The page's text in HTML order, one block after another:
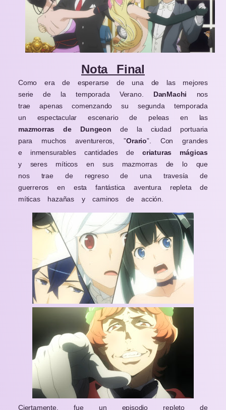
Nota Final
Como era de esperarse de una de las mejores
serie de la temporada Verano. DanMachi nos
trae apenas comenzando su segunda temporada
un espectacular escenario de peleas en las
mazmorras de Dungeon de la ciudad portuaria
para muchos aventureros, ”Orario”. Con grandes
e inmensurables cantidades de criaturas mágicas
y seres míticos en sus mazmorras de lo que
nos trae de regreso de una travesía de
guerreros en esta fantástica aventura repleta de
míticas hazañas y caminos de acción.
Ciertamente, fue un episodio repleto de